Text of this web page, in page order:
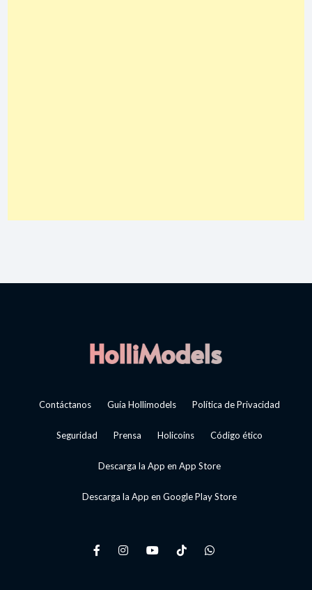
Contáctanos Guía Hollimodels Política de Privacidad
Seguridad Prensa Holicoins Código ético
Descarga la App en App Store
Descarga la App en Google Play Store